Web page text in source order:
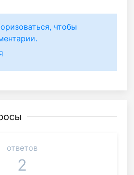
чтобы
ответов
2